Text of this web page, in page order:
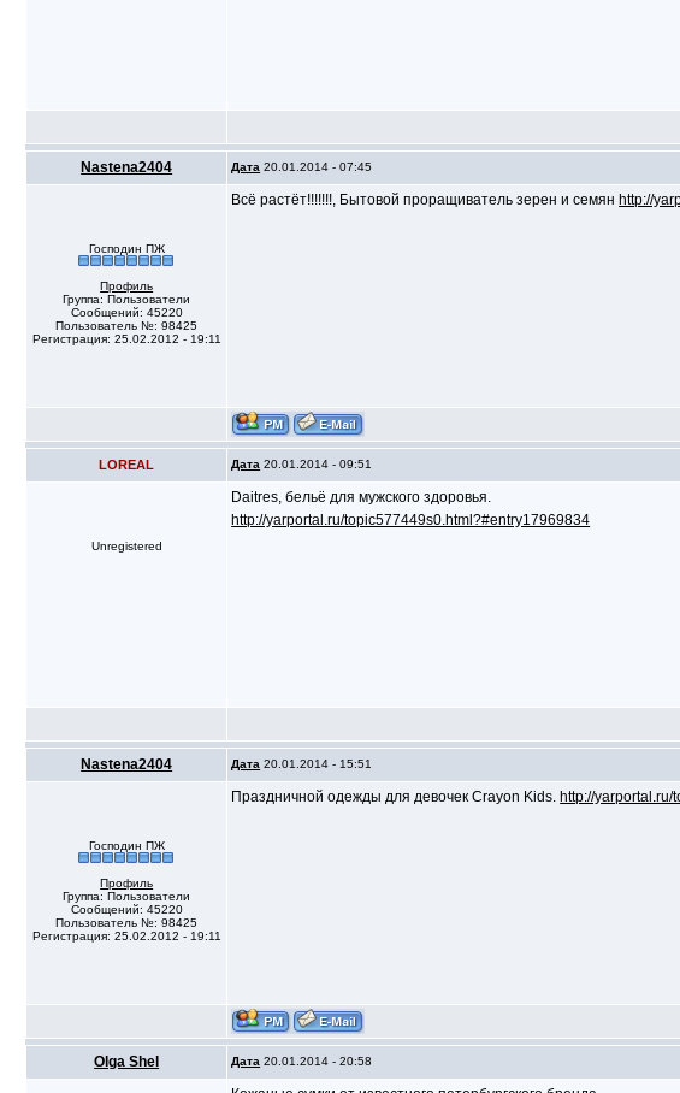
Nastena2404 Дата 20.01.2014 - 07:45
Господин ПЖ
Профиль
Группа: Пользователи
Сообщений: 45220
Пользователь №: 98425
Регистрация: 25.02.2012 - 19:11
Всё растёт!!!!!!!, Бытовой проращиватель зерен и семян http://
LOREAL Дата 20.01.2014 - 09:51
Unregistered
Daitres, бельё для мужского здоровья.
http://yarportal.ru/topic577449s0.html?#entry17969834
Nastena2404 Дата 20.01.2014 - 15:51
Господин ПЖ
Профиль
Группа: Пользователи
Сообщений: 45220
Пользователь №: 98425
Регистрация: 25.02.2012 - 19:11
Праздничной одежды для девочек Crayon Kids. http://
Olga Shel Дата 20.01.2014 - 20:58